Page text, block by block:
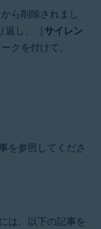
ら削除されまし
返し、［サイレン
クを付けて、
を参照してくださ
は、以下の記事を